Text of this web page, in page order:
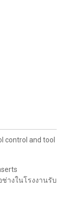
control and tool
ช่างในโรงงานรับ